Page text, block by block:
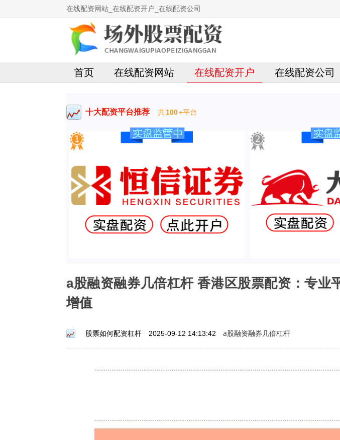
在线配资网站_在线配资开户_在线配资公司
首页 在线配资网站 在线配资开户 在线配资公司
十大配资平台推荐 共100+平台
a股融资融券几倍杠杆 香港区股票配资：专业
增值
股票如何配资杠杆 2025-09-12 14:13:42 a股融资融券几倍杠杆